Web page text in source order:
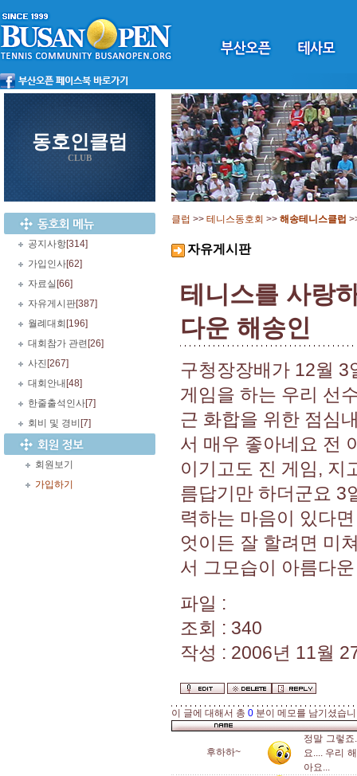
동호인클럽
CLUB
공지사항[314]
가입인사[62]
자료실 [66]
자유게시판[387]
월례대회 [196]
대회참가 관련 [26]
사진 [267]
대회안내 [48]
한줄출석인사[7]
회비 및 경비 [7]
회원보기
가입하기
클럽 >> 테니스동호회 >> 해송테니스클럽
자유게시판
테니스를 사랑
다운 해송인
구청장장배가 12월 3
게임을 하는 우리 선
근 화합을 위한 점심
서 매우 좋아네요 전
이기고도 진 게임, 지
름답기만 하더군요 3
력하는 마음이 있다
엇이든 잘 할려면 미
서 그모습이 아름다
파일 :
조회 : 340
작성 : 2006년 11월
이 글에 대해서 총 0 분이 메모를 남기셨습
후하하~
정말 그렇
요.... 우리
아요...